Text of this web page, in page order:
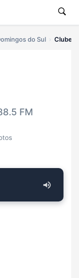
do Sul Clube
FM